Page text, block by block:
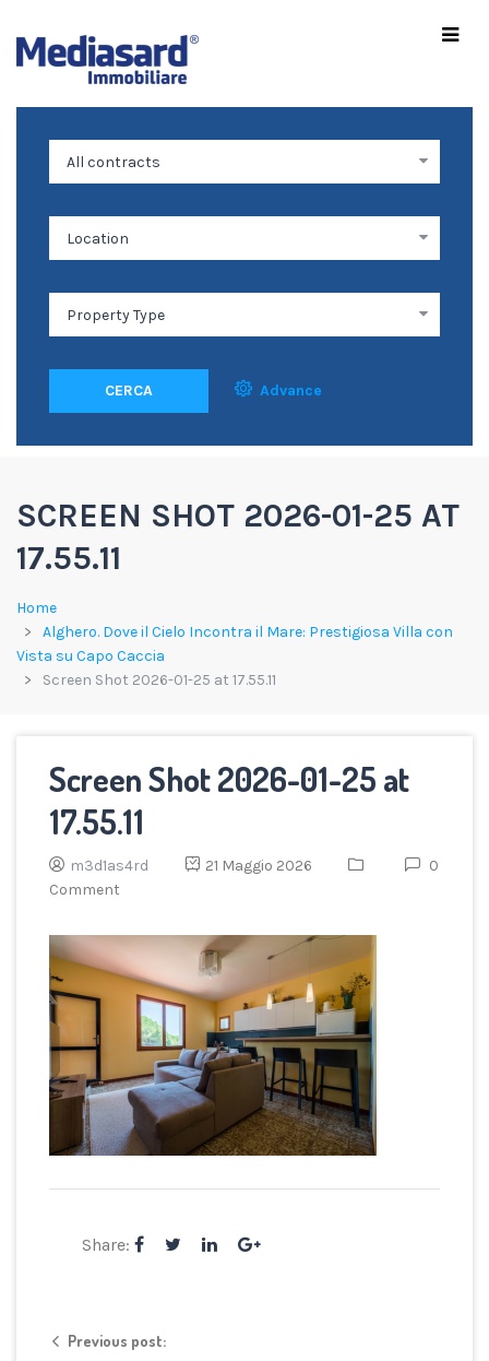
CERCA Advance
SCREEN SHOT 2026-01-25 AT
17.55.11
Home
Alghero. Dove il Cielo Incontra il Mare: Prestigiosa Villa con
Vista su Capo Caccia
Screen Shot 2026-01-25 at 17.55.11
Screen Shot 2026-01-25 at
17.55.11
m3d1as4rd 21 Maggio 2026
0
Comment
Share:
Previous post: